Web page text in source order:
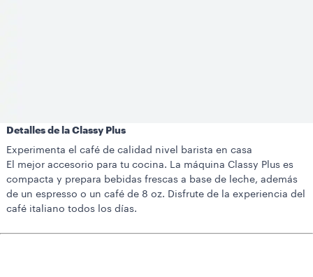
Detalles de la Classy Plus
Experimenta el café de calidad nivel barista en casa
El mejor accesorio para tu cocina. La máquina Classy Plus es
compacta y prepara bebidas frescas a base de leche, además
de un espresso o un café de 8 oz. Disfrute de la experiencia del
café italiano todos los días.